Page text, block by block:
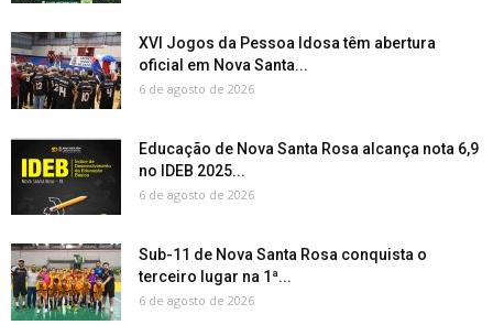
XVI Jogos da Pessoa Idosa têm abertura
oficial em Nova Santa...
6 de agosto de 2026
Educação de Nova Santa Rosa alcança nota 6,9
no IDEB 2025...
6 de agosto de 2026
Sub-11 de Nova Santa Rosa conquista o
terceiro lugar na 1ª...
6 de agosto de 2026